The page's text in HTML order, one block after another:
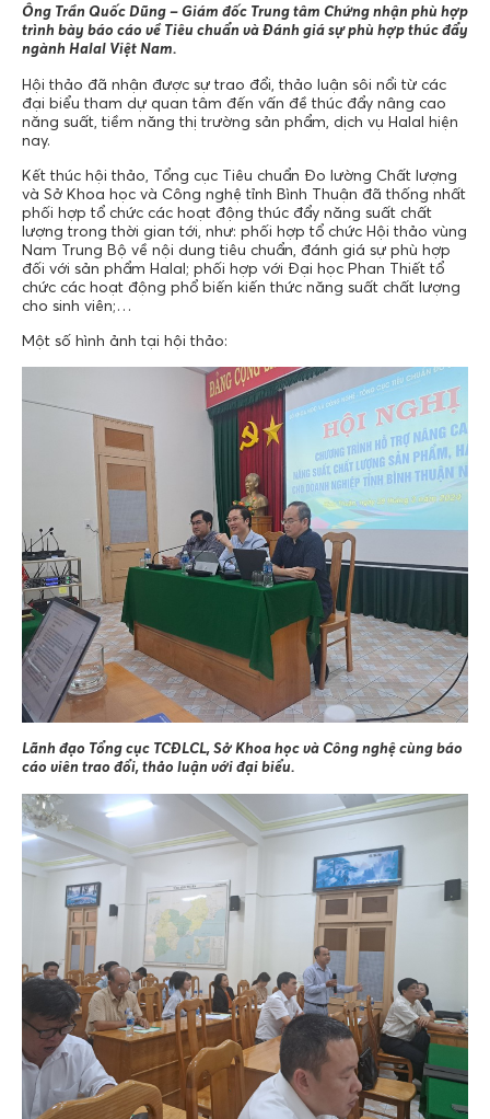
Ông Trần Quốc Dũng – Giám đốc Trung tâm Chứng nhận phù hợp
trình bày báo cáo về Tiêu chuẩn và Đánh giá sự phù hợp thúc đẩy
ngành Halal Việt Nam.
Hội thảo đã nhận được sự trao đổi, thảo luận sôi nổi từ các
đại biểu tham dự quan tâm đến vấn đề thúc đẩy nâng cao
năng suất, tiềm năng thị trường sản phẩm, dịch vụ Halal hiện
nay.
Kết thúc hội thảo, Tổng cục Tiêu chuẩn Đo lường Chất lượng
và Sở Khoa học và Công nghệ tỉnh Bình Thuận đã thống nhất
phối hợp tổ chức các hoạt động thúc đẩy năng suất chất
lượng trong thời gian tới, như: phối hợp tổ chức Hội thảo vùng
Nam Trung Bộ về nội dung tiêu chuẩn, đánh giá sự phù hợp
đối với sản phẩm Halal; phối hợp với Đại học Phan Thiết tổ
chức các hoạt động phổ biến kiến thức năng suất chất lượng
cho sinh viên;…
Một số hình ảnh tại hội thảo:
Lãnh đạo Tổng cục TCĐLCL, Sở Khoa học và Công nghệ cùng báo
cáo viên trao đổi, thảo luận với đại biểu.